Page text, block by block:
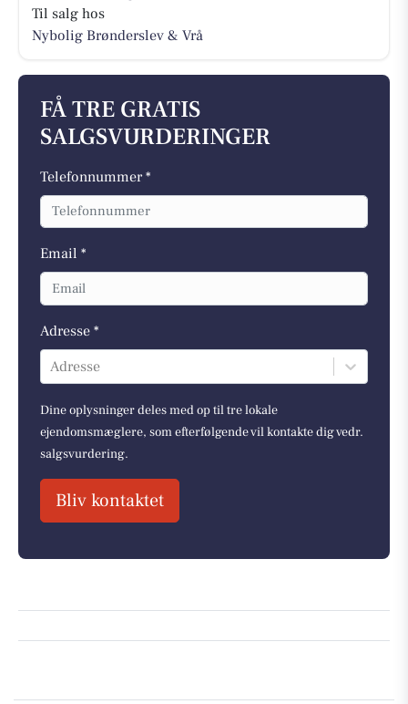
Til salg hos
Nybolig Brønderslev & Vrå
FÅ TRE GRATIS
SALGSVURDERINGER
Telefonnummer *
Email *
Adresse *
Adresse
Dine oplysninger deles med op til tre lokale
ejendomsmæglere, som efterfølgende vil kontakte dig vedr.
salgsvurdering.
Bliv kontaktet